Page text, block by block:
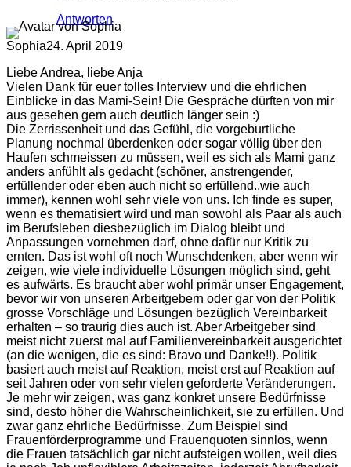
Antworten
Sophia24. April 2019
Liebe Andrea, liebe Anja
Vielen Dank für euer tolles Interview und die ehrlichen
Einblicke in das Mami-Sein! Die Gespräche dürften von mir
aus gesehen gern auch deutlich länger sein :)
Die Zerrissenheit und das Gefühl, die vorgeburtliche
Planung nochmal überdenken oder sogar völlig über den
Haufen schmeissen zu müssen, weil es sich als Mami ganz
anders anfühlt als gedacht (schöner, anstrengender,
erfüllender oder eben auch nicht so erfüllend..wie auch
immer), kennen wohl sehr viele von uns. Ich finde es super,
wenn es thematisiert wird und man sowohl als Paar als auch
im Berufsleben diesbezüglich im Dialog bleibt und
Anpassungen vornehmen darf, ohne dafür nur Kritik zu
ernten. Das ist wohl oft noch Wunschdenken, aber wenn wir
zeigen, wie viele individuelle Lösungen möglich sind, geht
es aufwärts. Es braucht aber wohl primär unser Engagement,
bevor wir von unseren Arbeitgebern oder gar von der Politik
grosse Vorschläge und Lösungen bezüglich Vereinbarkeit
erhalten – so traurig dies auch ist. Aber Arbeitgeber sind
meist nicht zuerst mal auf Familienvereinbarkeit ausgerichtet
(an die wenigen, die es sind: Bravo und Danke!!). Politik
basiert auch meist auf Reaktion, meist erst auf Reaktion auf
seit Jahren oder von sehr vielen geforderte Veränderungen.
Je mehr wir zeigen, was ganz konkret unsere Bedürfnisse
sind, desto höher die Wahrscheinlichkeit, sie zu erfüllen. Und
zwar ganz ehrliche Bedürfnisse. Zum Beispiel sind
Frauenförderprogramme und Frauenquoten sinnlos, wenn
die Frauen tatsächlich gar nicht aufsteigen wollen, weil dies